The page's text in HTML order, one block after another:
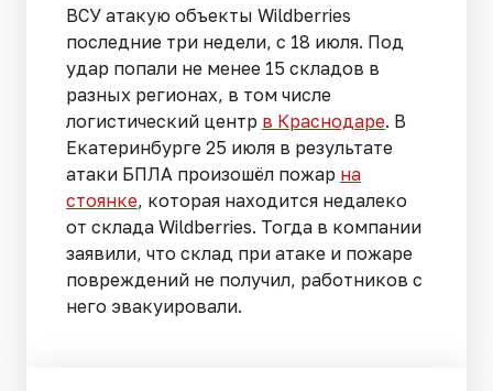
ВСУ атакую объекты Wildberries
последние три недели, с 18 июля. Под
удар попали не менее 15 складов в
разных регионах, в том числе
логистический центр в Краснодаре. В
Екатеринбурге 25 июля в результате
атаки БПЛА произошёл пожар на
стоянке, которая находится недалеко
от склада Wildberries. Тогда в компании
заявили, что склад при атаке и пожаре
повреждений не получил, работников с
него эвакуировали.